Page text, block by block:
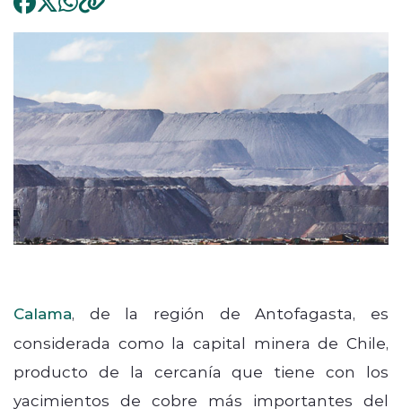
Calama, de la región de Antofagasta, es
considerada como la capital minera de Chile,
producto de la cercanía que tiene con los
yacimientos de cobre más importantes del